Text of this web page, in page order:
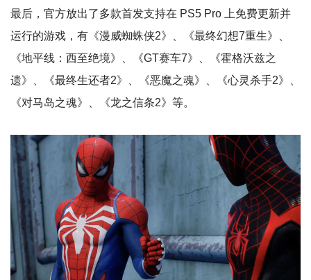
最后，官方放出了多款首发支持在 PS5 Pro 上免费更新并
运行的游戏，有《漫威蜘蛛侠2》、《最终幻想7重生》、
《地平线：西至绝境》、《GT赛车7》、《霍格沃兹之
遗》、《最终生还者2》、《恶魔之魂》、《心灵杀手2》、
《对马岛之魂》、《龙之信条2》等。